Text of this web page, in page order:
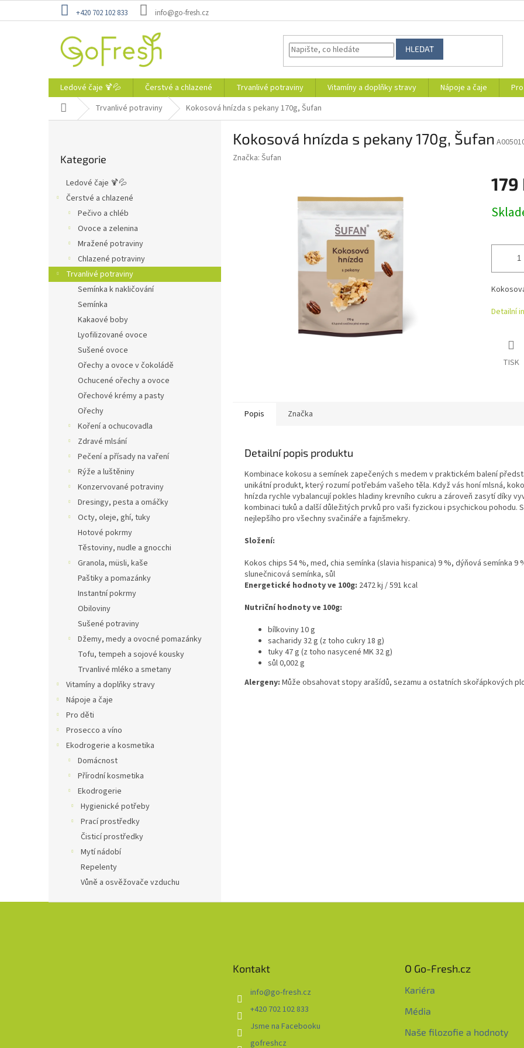
+420 702 102 833 info@go-fresh.cz
HLEDAT
Ledové čaje 🍹💦 Čerstvé a chlazené Trvanlivé potraviny Vitamíny a doplňky stravy Nápoje a čaje
Domů Trvanlivé potraviny Kokosová hnízda s pekany 170g, Šufan
n
e
kategorie
Kategorie
Ledové čaje 🍹💦
Čerstvé a chlazené
Pečivo a chléb
Ovoce a zelenina
Mražené potraviny
Chlazené potraviny
Trvanlivé potraviny
Semínka k nakličování
Semínka
Kakaové boby
Lyofilizované ovoce
Sušené ovoce
Ořechy a ovoce v čokoládě
Ochucené ořechy a ovoce
Ořechové krémy a pasty
Ořechy
Koření a ochucovadla
Zdravé mlsání
Pečení a přísady na vaření
Rýže a luštěniny
Konzervované potraviny
Dresingy, pesta a omáčky
Octy, oleje, ghí, tuky
Hotové pokrmy
Těstoviny, nudle a gnocchi
Granola, müsli, kaše
Paštiky a pomazánky
Instantní pokrmy
Obiloviny
Sušené potraviny
Džemy, medy a ovocné pomazánky
Tofu, tempeh a sojové kousky
Trvanlivé mléko a smetany
Vitamíny a doplňky stravy
Nápoje a čaje
Pro děti
Prosecco a víno
Ekodrogerie a kosmetika
Domácnost
Přírodní kosmetika
Ekodrogerie
Hygienické potřeby
Prací prostředky
Čisticí prostředky
Mytí nádobí
Repelenty
Vůně a osvěžovače vzduchu
Kokosová hnízda s pekany 170g, Šufan
Značka: Šufan
179
cena:
Detailní
TISK
Popis Značka
Detailní popis produktu
Kombinace kokosu a semínek zapečených s medem v praktickém balení
unikátní produkt, který rozumí potřebám vašeho těla. Když vás honí mlsná,
hnízda rychle vybalancují pokles hladiny krevního cukru a zároveň zasytí díky
kombinaci tuků a další důležitých prvků pro vaši fyzickou i psychickou pohodu.
nejlepšího pro všechny svačináře a fajnšmekry.
Složení:
Kokos chips 54 %, med, chia semínka (slavia hispanica) 9 %, dýňová semínka 9
slunečnicová semínka, sůl
Energetické hodnoty ve 100g: 2472 kj / 591 kcal
Nutriční hodnoty ve 100g:
bílkoviny 10 g
sacharidy 32 g (z toho cukry 18 g)
tuky 47 g (z toho nasycené MK 32 g)
sůl 0,002 g
Alergeny: Může obsahovat stopy arašídů, sezamu a ostatních skořápkových
Kontakt
info@go-fresh.cz
+420 702 102 833
Jsme na Facebooku
gofreshcz
O Go-Fresh.cz
Kariéra
Média
Naše filozofie a hodnoty